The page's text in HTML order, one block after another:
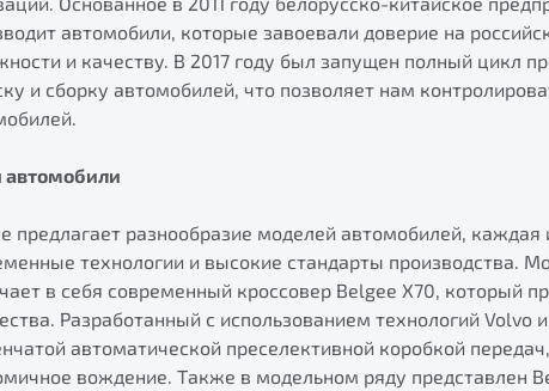
автомобили, которые завоевали доверие на
и качеству. В 2017 году был запущен полный цикл
и сборку автомобилей, что позволяет нам
предлагает разнообразие моделей автомобилей, каждая
технологии и высокие стандарты производства.
в себя современный кроссовер Belgee X70, который
Разработанный с использованием технологий Volvo
автоматической преселективной коробкой
вождение. Также в модельном ряду представлен